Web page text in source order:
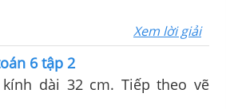
Xem lời giải
6 tập 2
dài 32 cm. Tiếp theo vẽ